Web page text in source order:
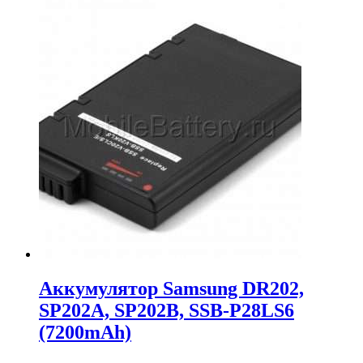
7,788.00₽.
Аккумулятор Samsung DR202,
SP202A, SP202B, SSB-P28LS6
(7200mAh)